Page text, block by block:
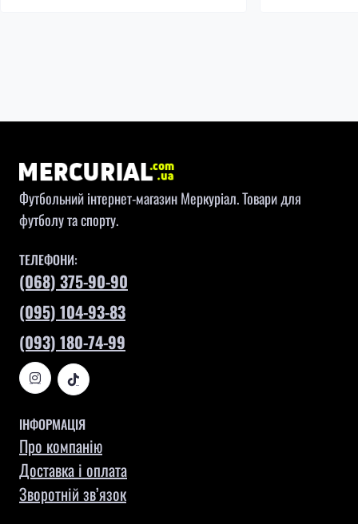
Футбольний інтернет-магазин Меркуріал. Товари для
футболу та спорту.
ТЕЛЕФОНИ:
(068) 375-90-90
(095) 104-93-83
(093) 180-74-99
ІНФОРМАЦІЯ
Про компанію
Доставка і оплата
Зворотній зв’язок